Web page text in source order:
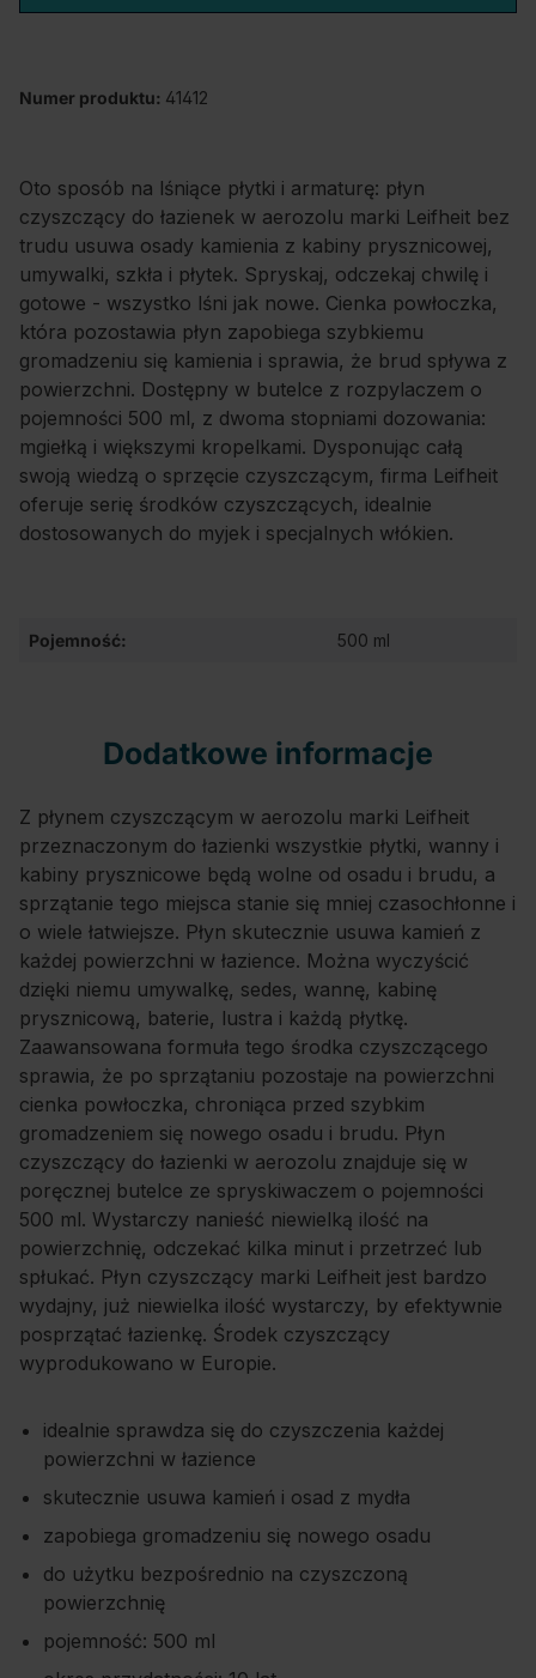
Numer produktu: 41412
Oto sposób na lśniące płytki i armaturę: płyn
czyszczący do łazienek w aerozolu marki Leifheit bez
trudu usuwa osady kamienia z kabiny prysznicowej,
umywalki, szkła i płytek. Spryskaj, odczekaj chwilę i
gotowe - wszystko lśni jak nowe. Cienka powłoczka,
która pozostawia płyn zapobiega szybkiemu
gromadzeniu się kamienia i sprawia, że brud spływa z
powierzchni. Dostępny w butelce z rozpylaczem o
pojemności 500 ml, z dwoma stopniami dozowania:
mgiełką i większymi kropelkami. Dysponując całą
swoją wiedzą o sprzęcie czyszczącym, firma Leifheit
oferuje serię środków czyszczących, idealnie
dostosowanych do myjek i specjalnych włókien.
Pojemność: 500 ml
Dodatkowe informacje
Z płynem czyszczącym w aerozolu marki Leifheit
przeznaczonym do łazienki wszystkie płytki, wanny i
kabiny prysznicowe będą wolne od osadu i brudu, a
sprzątanie tego miejsca stanie się mniej czasochłonne i
o wiele łatwiejsze. Płyn skutecznie usuwa kamień z
każdej powierzchni w łazience. Można wyczyścić
dzięki niemu umywalkę, sedes, wannę, kabinę
prysznicową, baterie, lustra i każdą płytkę.
Zaawansowana formuła tego środka czyszczącego
sprawia, że po sprzątaniu pozostaje na powierzchni
cienka powłoczka, chroniąca przed szybkim
gromadzeniem się nowego osadu i brudu. Płyn
czyszczący do łazienki w aerozolu znajduje się w
poręcznej butelce ze spryskiwaczem o pojemności
500 ml. Wystarczy nanieść niewielką ilość na
powierzchnię, odczekać kilka minut i przetrzeć lub
spłukać. Płyn czyszczący marki Leifheit jest bardzo
wydajny, już niewielka ilość wystarczy, by efektywnie
posprzątać łazienkę. Środek czyszczący
wyprodukowano w Europie.
idealnie sprawdza się do czyszczenia każdej
powierzchni w łazience
skutecznie usuwa kamień i osad z mydła
zapobiega gromadzeniu się nowego osadu
do użytku bezpośrednio na czyszczoną
powierzchnię
pojemność: 500 ml